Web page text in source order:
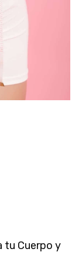
tu Cuerpo y